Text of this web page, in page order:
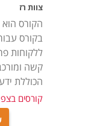
צוות רז
הקורס הוא
בקורס
ללקוחות
קשה
הכוללת
קורסים